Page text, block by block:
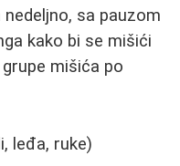
sa pauzom
kako bi se mišići
mišića po
leđa, ruke)